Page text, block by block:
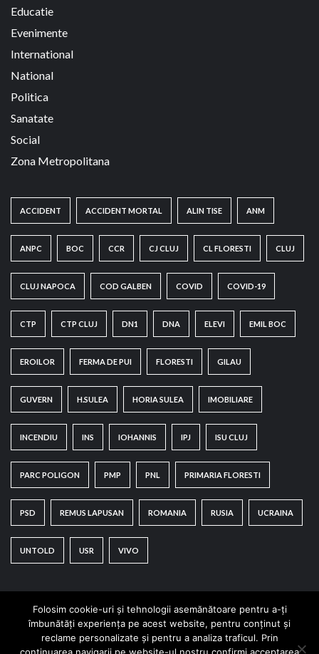
Educatie
Evenimente
International
National
Politica
Sanatate
Social
Zona Metropolitana
ACCIDENT ACCIDENT MORTAL ALIN TISE ANM
ANPC BOC CCR CJ CLUJ CL FLORESTI CLUJ
CLUJ NAPOCA COD GALBEN COVID COVID-19
CTP CTP CLUJ DN1 DNA ELEVI EMIL BOC
EROILOR FERMA DE PUI FLORESTI GILAU
GUVERN H.SULEA HORIA SULEA IMOBILIARE
INCENDIU INS IOHANNIS IPJ ISU CLUJ
PARC POLIGON PMP PNL PRIMARIA FLORESTI
PSD REMUS LAPUSAN ROMANIA RUSIA UCRAINA
UNTOLD USR VIVO
Folosim cookie-uri și tehnologii asemănătoare pentru a-ți
îmbunătăți experiența pe acest website, pentru conținut și
reclame personalizate și pentru a analiza traficul. Prin